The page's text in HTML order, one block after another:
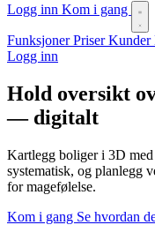
Logg inn Kom i gang
FunksjonerPriserKunder
Logg inn
Hold oversikt
— digitalt
Kartlegg boliger i 3D
systematisk, og planlegg
for magefølelse.
Kom i gang Se hvordan